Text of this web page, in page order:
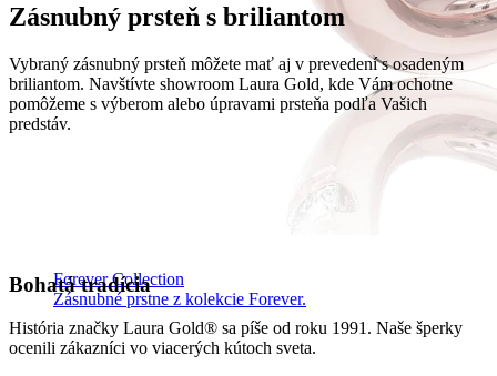
Forever Collection
Zásnubné prstne z kolekcie Forever.
Zásnubný prsteň s briliantom
Vybraný zásnubný prsteň môžete mať aj v prevedení s osadeným
briliantom. Navštívte showroom Laura Gold, kde Vám ochotne
pomôžeme s výberom alebo úpravami prsteňa podľa Vašich
predstáv.
Bohatá tradícia
História značky Laura Gold® sa píše od roku 1991. Naše šperky
ocenili zákazníci vo viacerých kútoch sveta.